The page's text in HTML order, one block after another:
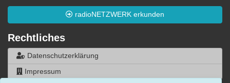
radioNETZWERK erkunden
Rechtliches
Datenschutzerklärung
Impressum